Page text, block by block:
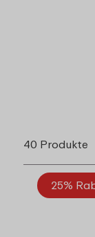
40 Produkte
25%